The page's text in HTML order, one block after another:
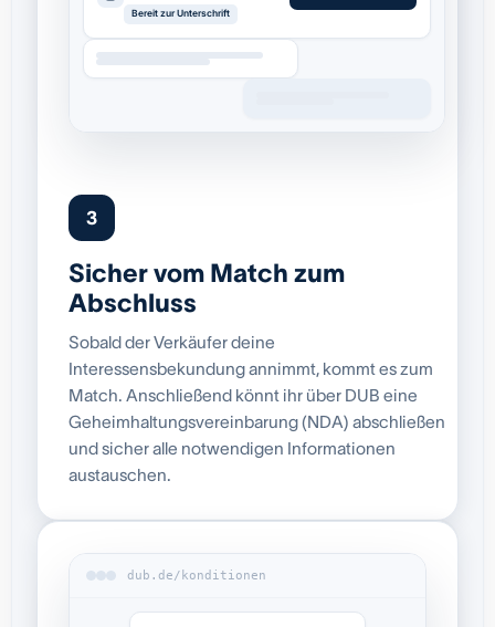
Bereit zur Unterschrift
3
Sicher vom Match zum
Abschluss
Sobald der Verkäufer deine
Interessensbekundung annimmt, kommt es zum
Match. Anschließend könnt ihr über DUB eine
Geheimhaltungsvereinbarung (NDA) abschließen
und sicher alle notwendigen Informationen
austauschen.
dub.de/konditionen